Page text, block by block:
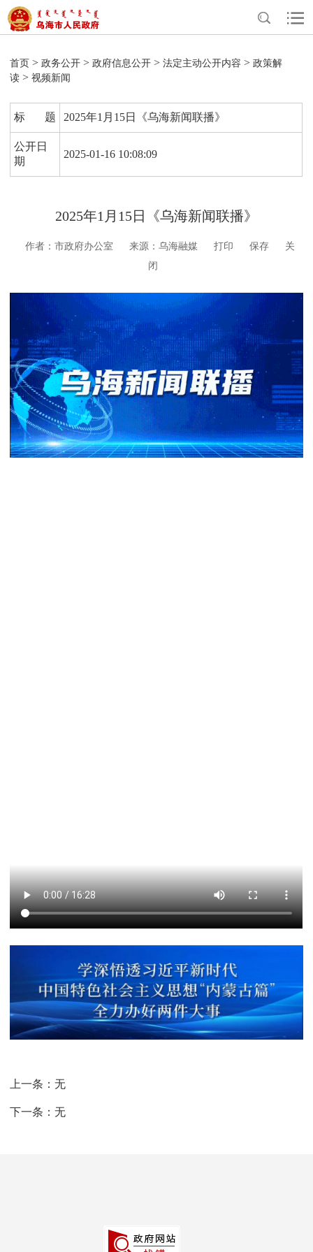
首页 >政务公开 >政府信息公开 >法定主动公开内容 >政策解
读 >视频新闻
标 题 2025年1月15日《乌海新闻联播》
公开日
期
2025-01-16 10:08:09
2025年1月15日《乌海新闻联播》
作者：市政府办公室 来源：乌海融媒 打印 保存
关
闭
上一条：无
下一条：无